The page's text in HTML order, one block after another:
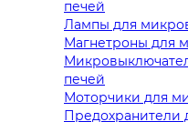
печей
Лампы для
Магнетроны для
печей
Моторчики для
Предохранители